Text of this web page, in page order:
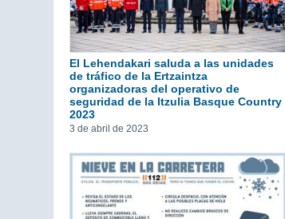
El Lehendakari saluda a las unidades
de tráfico de la Ertzaintza
organizadoras del operativo de
seguridad de la Itzulia Basque Country
2023
3 de abril de 2023